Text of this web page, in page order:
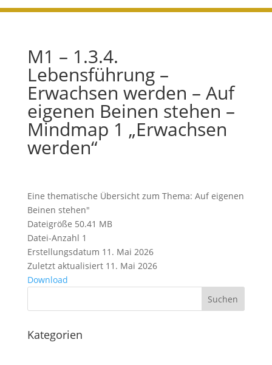
M1 – 1.3.4.
Lebensführung –
Erwachsen werden – Auf
eigenen Beinen stehen –
Mindmap 1 „Erwachsen
werden“
Eine thematische Übersicht zum Thema: Auf eigenen
Beinen stehen"
Dateigröße 50.41 MB
Datei-Anzahl 1
Erstellungsdatum 11. Mai 2026
Zuletzt aktualisiert 11. Mai 2026
Download
Kategorien